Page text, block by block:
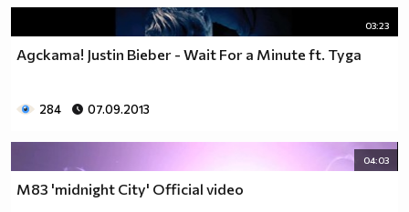
03:23
Адската! Justin Bieber - Wait For a Minute ft. Tyga
284 07.09.2013
04:03
M83 'midnight City' Official video